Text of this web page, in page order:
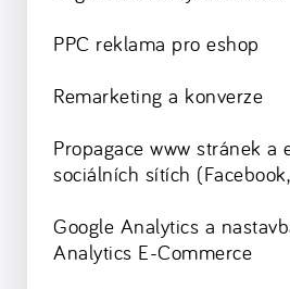
PPC reklama pro eshop
Remarketing a konverze
Propagace www stránek a
sociálních sítích
Google Analytics a
Analytics E-Commerce